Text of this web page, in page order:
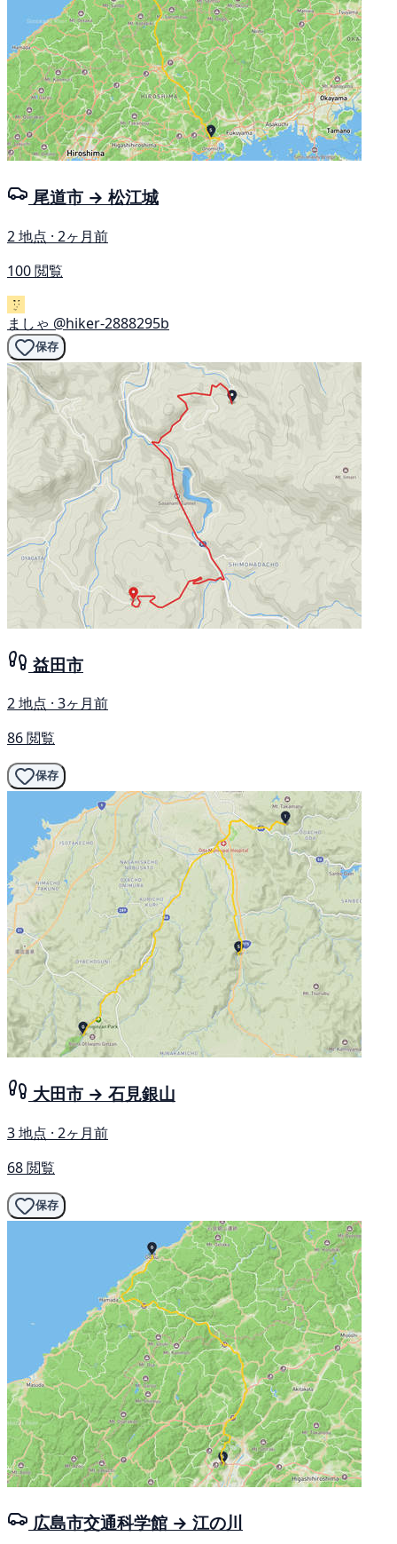
尾道市 → 松江城
2 地点 · 2ヶ月前
100 閲覧
ましゃ @hiker-2888295b
保存
益田市
2 地点 · 3ヶ月前
86 閲覧
保存
大田市 → 石見銀山
3 地点 · 2ヶ月前
68 閲覧
保存
広島市交通科学館 → 江の川